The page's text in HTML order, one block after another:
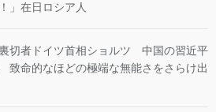
」在日ロシア人
裏切者ドイツ首相ショルツ 中国の習近平
命的なほどの極端な無能さをさらけ出